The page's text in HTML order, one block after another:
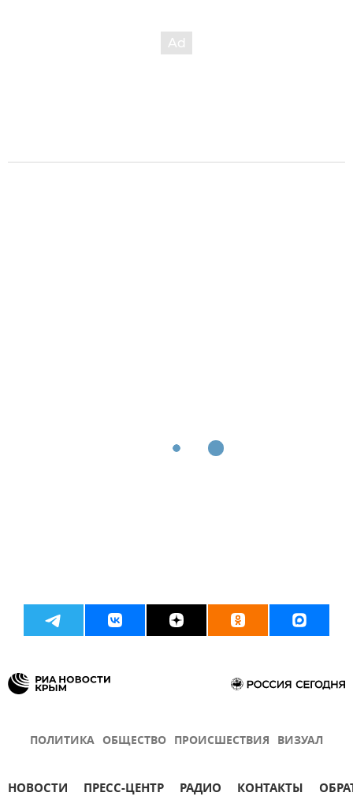
ПОЛИТИКА ОБЩЕСТВО ПРОИСШЕСТВИЯ ВИЗУАЛ
НОВОСТИ ПРЕСС-ЦЕНТР РАДИО КОНТАКТЫ